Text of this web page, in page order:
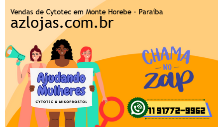
22/05/2026 17:09:25
http://www.proaborto.com)
Mulheres vocês sabem dizer
quem já tomou os remédio se
depois que para de menstruar
começa a sair um líquido
transparente, se é normal ?